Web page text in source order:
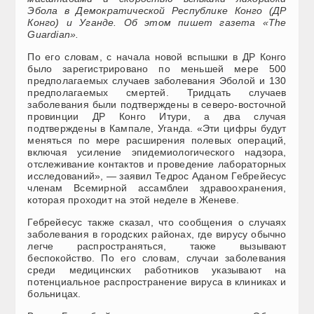
Эбола в Демократической Республике Конго (ДР
Конго) и Уганде. Об этом пишет газета «The
Guardian».
По его словам, с начала новой вспышки в ДР Конго
было зарегистрировано по меньшей мере 500
предполагаемых случаев заболевания Эболой и 130
предполагаемых смертей. Тридцать случаев
заболевания были подтверждены в северо-восточной
провинции ДР Конго Итури, а два случая
подтверждены в Кампале, Уганда. «Эти цифры будут
меняться по мере расширения полевых операций,
включая усиление эпидемиологического надзора,
отслеживание контактов и проведение лабораторных
исследований», — заявил Тедрос Аданом Гебрейесус
членам Всемирной ассамблеи здравоохранения,
которая проходит на этой неделе в Женеве.
Гебрейесус также сказал, что сообщения о случаях
заболевания в городских районах, где вирусу обычно
легче распространяться, также вызывают
беспокойство. По его словам, случаи заболевания
среди медицинских работников указывают на
потенциальное распространение вируса в клиниках и
больницах.